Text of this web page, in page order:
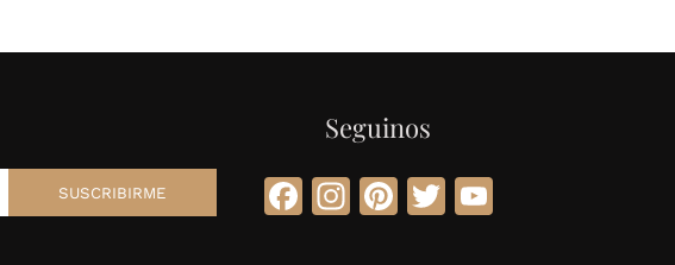
Seguinos
Facebook
Instagram
Pinterest
TwitterYouTube